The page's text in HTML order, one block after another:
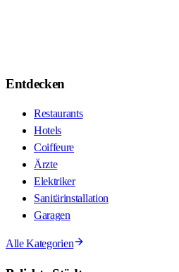
Entdecken
Restaurants
Hotels
Coiffeure
Ärzte
Elektriker
Sanitärinstallation
Garagen
Alle Kategorien